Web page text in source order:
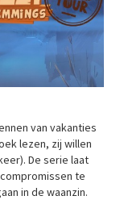
van vakanties
lezen, zij willen
De serie laat
te
in de waanzin.